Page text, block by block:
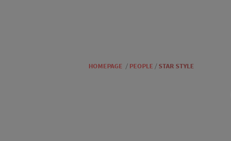
HOMEPAGE / PEOPLE / STAR STYLE